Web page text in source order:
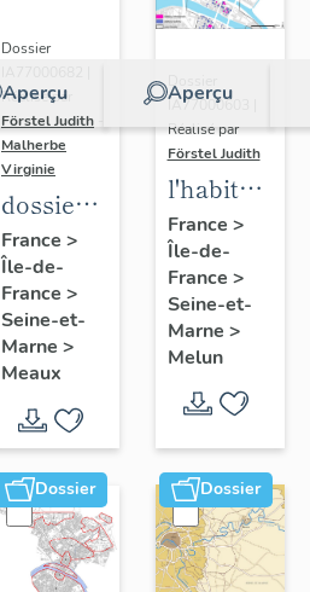
Aperçu
Dossier
Réalisé par
Förstel Judith
Malherbe
Virginie
dossier
collectif
sur les
cours
communes
du
Faubourg
Saint-
Nicolas
France >
Île-de-
France >
Seine-et-
Marne >
Meaux
Aperçu
IA77000603 |
Réalisé par
Förstel Judith
l'habitat
à Melun
France >
Île-de-
France >
Seine-et-
Marne >
Melun
Dossier Dossier